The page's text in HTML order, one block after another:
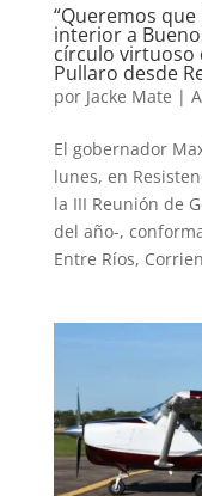
“Queremos
interior a
círculo virtuoso
Pullaro desde
por Jacke Mate |
El gobernador
lunes, en
la III Reunión de
del año-,
Entre Ríos,